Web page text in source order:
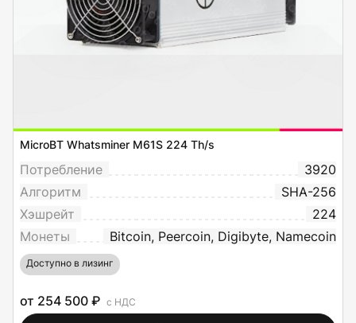
MicroBT Whatsminer M61S 224 Th/s
Потребление
3920
Алгоритм
SHA-256
Хэшрейт
224
Монеты
Bitcoin, Peercoin, Digibyte, Namecoin
Доступно в лизинг
от 254 500 ₽ с НДС